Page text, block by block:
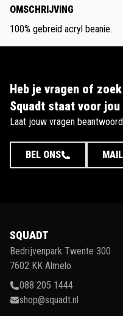
OMSCHRIJVING
100% gebreid acryl beanie.
Heb je vragen of
Squadt staat voor
Laat jouw vragen
BEL ONS
SQUADT
Bedrijvenpark Twente 300
7602 KK Almelo
088 205 1444
shop@squadt.nl